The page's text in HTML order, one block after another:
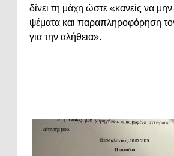
δίνει τη μάχη ώστε «κανείς να
ψέματα και παραπληροφόρηση
για την αλήθεια».